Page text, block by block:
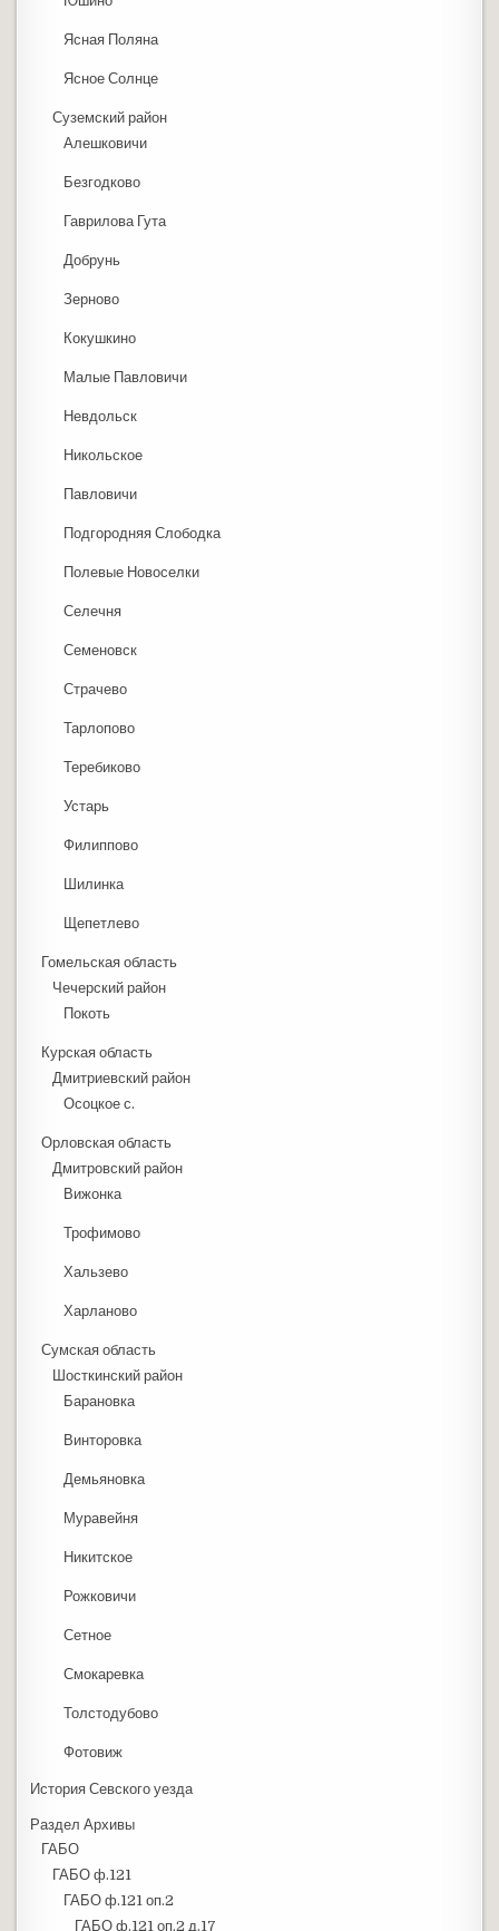
Ясная Поляна
Ясное Солнце
Суземский район
Алешковичи
Безгодково
Гаврилова Гута
Добрунь
Зерново
Кокушкино
Малые Павловичи
Невдольск
Никольское
Павловичи
Подгородняя Слободка
Полевые Новоселки
Селечня
Семеновск
Страчево
Тарлопово
Теребиково
Устарь
Филиппово
Шилинка
Щепетлево
Гомельская область
Чечерский район
Покоть
Курская область
Дмитриевский район
Осоцкое с.
Орловская область
Дмитровский район
Вижонка
Трофимово
Хальзево
Харланово
Сумская область
Шосткинский район
Барановка
Винторовка
Демьяновка
Муравейня
Никитское
Рожковичи
Сетное
Смокаревка
Толстодубово
Фотовиж
История Севского уезда
Раздел Архивы
ГАБО
ГАБО ф.121
ГАБО ф.121 оп.2
ГАБО ф.121 оп.2 д.17